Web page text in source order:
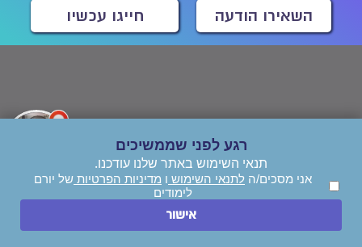
השאירו הודעה חייגו עכשיו
רגע לפני שממשיכים
תנאי השימוש באתר שלנו עודכנו.
אני מסכים/ה לתנאי השימוש ו מדיניות הפרטיות של יורם
לימודים
אישור